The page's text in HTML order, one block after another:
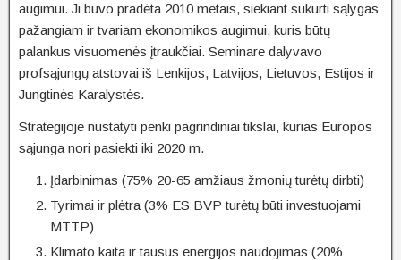
augimui. Ji buvo pradėta 2010 metais, siekiant sukurti sąlygas
pažangiam ir tvariam ekonomikos augimui, kuris būtų
palankus visuomenės įtraukčiai. Seminare dalyvavo
profsąjungų atstovai iš Lenkijos, Latvijos, Lietuvos, Estijos ir
Jungtinės Karalystės.
Strategijoje nustatyti penki pagrindiniai tikslai, kurias Europos
sąjunga nori pasiekti iki 2020 m.
Įdarbinimas (75% 20-65 amžiaus žmonių turėtų dirbti)
Tyrimai ir plėtra (3% ES BVP turėtų būti investuojami
MTTP)
Klimato kaita ir tausus energijos naudojimas (20%